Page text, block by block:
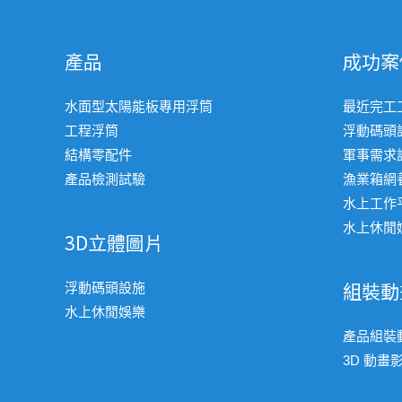
產品
水面型太陽能板專用浮筒
工程浮筒
結構零配件
產品檢測試驗
3D立體圖片
浮動碼頭設施
水上休閒娛樂
成功
最近完工
浮動碼頭
軍事需求
漁業箱網
水上工作
水上休閒
組裝
產品組裝
3D 動畫